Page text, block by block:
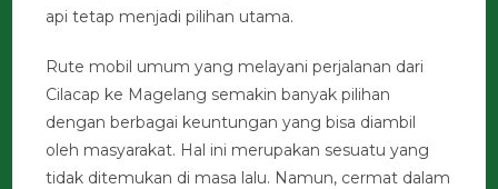
api tetap menjadi pilihan utama.
Rute mobil umum yang melayani perjalanan dari
Cilacap ke Magelang semakin banyak pilihan
dengan berbagai keuntungan yang bisa diambil
oleh masyarakat. Hal ini merupakan sesuatu yang
tidak ditemukan di masa lalu. Namun, cermat dalam